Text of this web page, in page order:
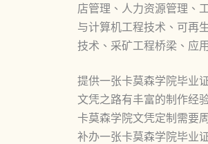
店管理、人力资源管理、
与计算机工程技术、可再
技术、采矿工程桥梁、应
提供一张卡莫森学院毕业
文凭之路有丰富的制作经
卡莫森学院文凭定制需要
补办一张卡莫森学院毕业